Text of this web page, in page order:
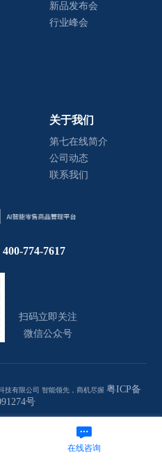
新品发布会
行业峰会
关于我们
第七在线简介
公司动态
联系我们
774-7617
扫码立即关注
微信公众号
技有限公司 智能领先，商机尽握 粤ICP备
号
在线咨询